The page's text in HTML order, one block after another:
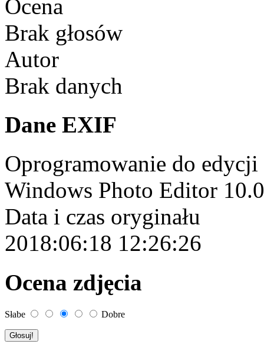
Ocena
Brak głosów
Autor
Brak danych
Dane EXIF
Oprogramowanie do edycji
Windows Photo Editor
Data i czas oryginału
2018:06:18 12:26:26
Ocena zdjęcia
Słabe Dobre